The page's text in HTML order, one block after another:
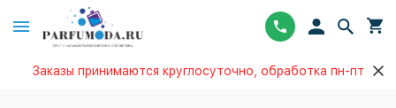
Заказы принимаются круглосуточно, обработка пн-пт